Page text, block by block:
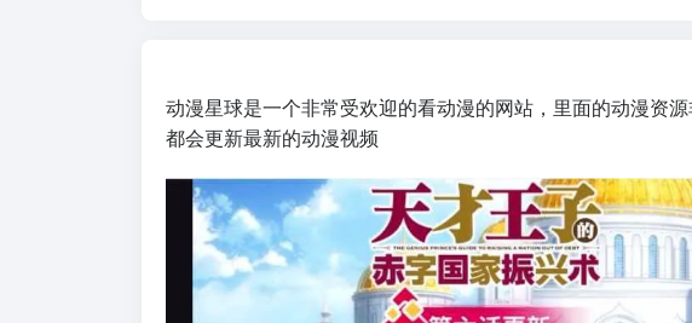
动漫星球是一个非常受欢迎的看动漫的网站，里面的动漫资
都会更新最新的动漫视频